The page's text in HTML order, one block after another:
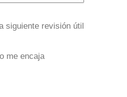
siguiente revisión útil
me encaja